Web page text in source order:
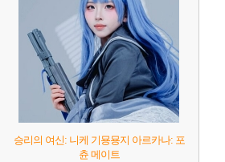
승리의 여신: 니케 기묭묭지 아르카나: 포
츈 메이트